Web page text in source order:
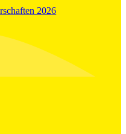
2026